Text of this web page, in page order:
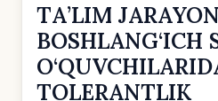
TА’LIM
BOSHLАNG‘ICH
TOLERАNTLIK